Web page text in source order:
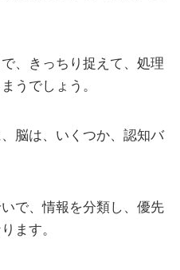
、きっちり捉えて、処理
うでしょう。
脳は、いくつか、認知バ
で、情報を分類し、優先
ます。